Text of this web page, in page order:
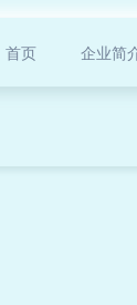
首页 企业简